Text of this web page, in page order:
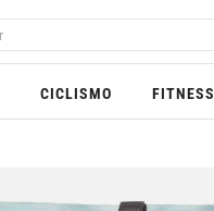
CICLISMO FITNESS